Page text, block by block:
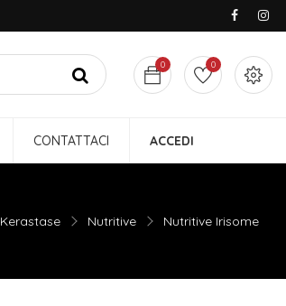
0 0
CONTATTACI ACCEDI
Kerastase Nutritive Nutritive Irisome